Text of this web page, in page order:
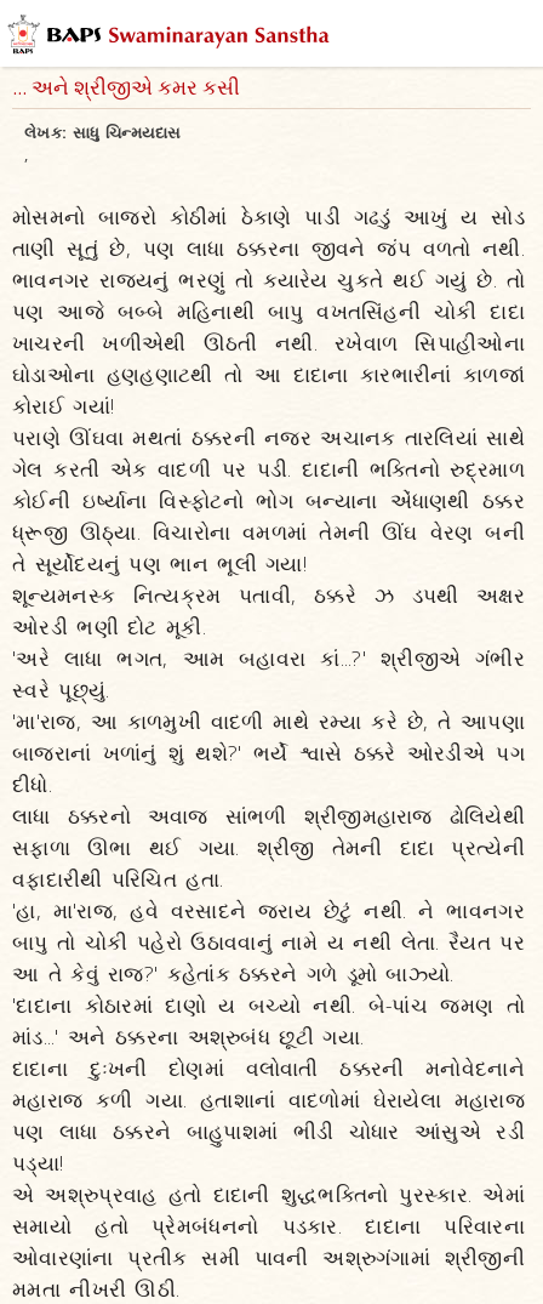
... અને શ્રીજીએ કમર કસી
લેખક: સાધુ ચિન્મયદાસ
,
મોસમનો બાજરો કોઠીમાં ઠેકાણે પાડી ગઢડું આખું ય સોડ
તાણી સૂતું છે, પણ લાધા ઠક્કરના જીવને જંપ વળતો નથી.
ભાવનગર રાજ્યનું ભરણું તો ક્યારેય ચુકતે થઈ ગયું છે. તો
પણ આજે બબ્બે મહિનાથી બાપુ વખતસિંહની ચોકી દાદા
ખાચરની ખળીએથી ઊઠતી નથી. રખેવાળ સિપાહીઓના
ઘોડાઓના હણહણાટથી તો આ દાદાના કારભારીનાં કાળજાં
કોરાઈ ગયાં!
પરાણે ઊંઘવા મથતાં ઠક્કરની નજર અચાનક તારલિયાં સાથે
ગેલ કરતી એક વાદળી પર પડી. દાદાની ભક્તિનો રુદ્રમાળ
કોઈની ઇર્ષ્યાના વિસ્ફોટનો ભોગ બન્યાના એંધાણથી ઠક્કર
ધ્રૂજી ઊઠ્યા. વિચારોના વમળમાં તેમની ઊંઘ વેરણ બની
તે સૂર્યોદયનું પણ ભાન ભૂલી ગયા!
શૂન્યમનસ્ક નિત્યક્રમ પતાવી, ઠક્કરે ઝ ડપથી અક્ષર
ઓરડી ભણી દોટ મૂકી.
'અરે લાધા ભગત, આમ બહાવરા કાં...?' શ્રીજીએ ગંભીર
સ્વરે પૂછ્યું.
'મા'રાજ, આ કાળમુખી વાદળી માથે રમ્યા કરે છે, તે આપણા
બાજરાનાં ખળાંનું શું થશે?' ભર્યે શ્વાસે ઠક્કરે ઓરડીએ પગ
દીધો.
લાધા ઠક્કરનો અવાજ સાંભળી શ્રીજીમહારાજ ઢોલિયેથી
સફાળા ઊભા થઈ ગયા. શ્રીજી તેમની દાદા પ્રત્યેની
વફાદારીથી પરિચિત હતા.
'હા, મા'રાજ, હવે વરસાદને જરાય છેટું નથી. ને ભાવનગર
બાપુ તો ચોકી પહેરો ઉઠાવવાનું નામે ય નથી લેતા. રૈયત પર
આ તે કેવું રાજ?' કહેતાંક ઠક્કરને ગળે ડૂમો બાઝ્યો.
'દાદાના કોઠારમાં દાણો ય બચ્યો નથી. બે-પાંચ જમણ તો
માંડ...' અને ઠક્કરના અશ્રુબંધ છૂટી ગયા.
દાદાના દુઃખની દોણમાં વલોવાતી ઠક્કરની મનોવેદનાને
મહારાજ કળી ગયા. હતાશાનાં વાદળોમાં ઘેરાયેલા મહારાજ
પણ લાધા ઠક્કરને બાહુપાશમાં ભીડી ચોધાર આંસુએ રડી
પડ્યા!
એ અશ્રુપ્રવાહ હતો દાદાની શુદ્ધભક્તિનો પુરસ્કાર. એમાં
સમાયો હતો પ્રેમબંધનનો પડકાર. દાદાના પરિવારના
ઓવારણાંના પ્રતીક સમી પાવની અશ્રુગંગામાં શ્રીજીની
મમતા નીખરી ઊઠી.